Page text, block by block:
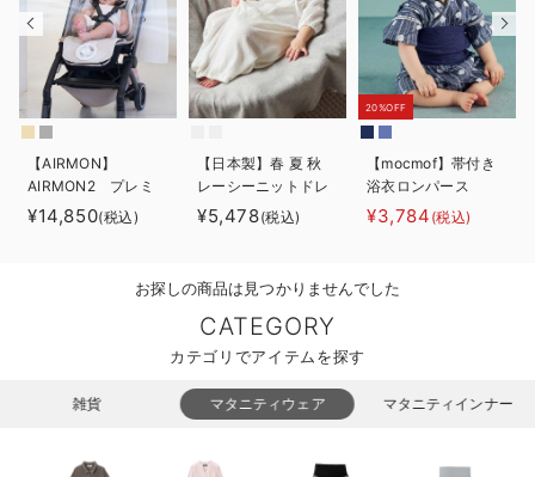
ベビー帽子（新生児・乳児）
新生児スリーパー・ベビーパジャマ
ベビーシューズ・ファーストシューズ・ベビー靴下
ベビー リュック
ベビー 小物
赤ちゃん 洗剤・洗濯用品・お掃除
赤ちゃん お風呂・ベビースキンケア
おむつ関連グッズ
快適機能ウェア特集 トップス
快適機能ウェア特集 ボトムス
快適機能ウェア特集 パジャマ
erbaviva（エルバビーバ）
安心の日本製。先輩ママが買ってよかった！本当に必要な出産準備品
買って正解！高評価レビューアイテム
冬に可愛いニットがお得！
親子コーデ｜ママとベビーにおすすめ！
便利な育児家電
何枚あっても嬉しい
長く使えるアイテム
お部屋映えアイテム
【AIRMON】
AIRMON2 プレミ
アム
¥14,850(税込)
【日本製】春 夏 秋
レーシーニットドレ
ス＆帽子セット
¥5,478(税込)
20%OFF
【mocmof】帯付き
浴衣ロンパース
¥3,784 (税込)
お探しの商品は見つかりませんでした
CATEGORY
カテゴリでアイテムを探す
雑貨 マタニティウェア マタニティインナー